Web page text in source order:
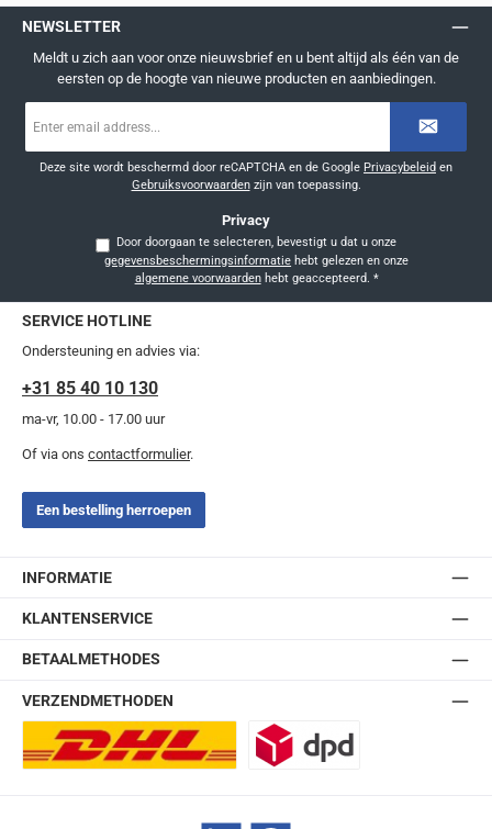
NEWSLETTER
Meldt u zich aan voor onze nieuwsbrief en u bent altijd als één van de
eersten op de hoogte van nieuwe producten en aanbiedingen.
mailadres
Deze site wordt beschermd door reCAPTCHA en de Google Privacybeleid en
Gebruiksvoorwaardenzijn van toepassing.
Privacy
Door doorgaan te selecteren, bevestigt u dat u onze
gegevensbeschermingsinformatie
algemene voorwaardenhebt geaccepteerd. *
SERVICE HOTLINE
Ondersteuning en advies via:
+31 85 40 10 130
ma-vr, 10.00 - 17.00 uur
Of via ons contactformulier.
Een bestelling herroepen
INFORMATIE
KLANTENSERVICE
BETAALMETHODES
VERZENDMETHODEN